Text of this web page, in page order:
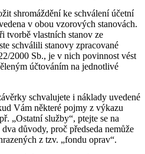
shromáždění ke schválení účetní
v obou vzorových stanovách.
tvorbě vlastních stanov ze
schválili stanovy zpracované
2000 Sb., je v nich povinnost vést
účtováním na jednotlivé
schvalujete i náklady uvedené
Vám některé pojmy z výkazu
„Ostatní služby“, ptejte se na
důvody, proč předseda nemůže
z tzv. „fondu oprav“.